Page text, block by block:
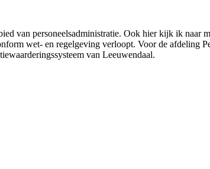
van personeelsadministratie. Ook hier kijk ik naar
wet- en regelgeving verloopt. Voor de afdeling
van Leeuwendaal.